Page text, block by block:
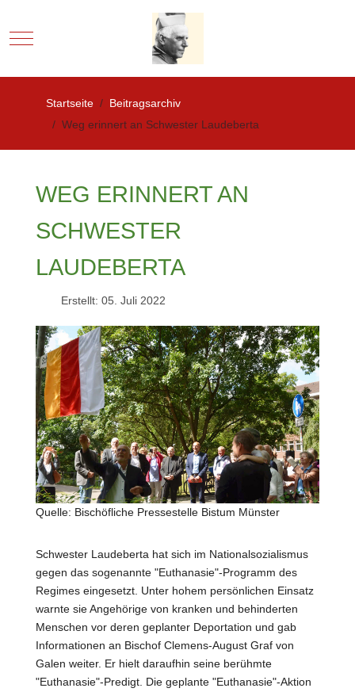
Mobile Menu Toggle
Startseite
Beitragsarchiv
Weg erinnert an Schwester Laudeberta
WEG ERINNERT AN
SCHWESTER
LAUDEBERTA
Erstellt: 05. Juli 2022
Quelle: Bischöfliche Pressestelle Bistum Münster
Schwester Laudeberta hat sich im Nationalsozialismus
gegen das sogenannte "Euthanasie"-Programm des
Regimes eingesetzt. Unter hohem persönlichen Einsatz
warnte sie Angehörige von kranken und behinderten
Menschen vor deren geplanter Deportation und gab
Informationen an Bischof Clemens-August Graf von
Galen weiter. Er hielt daraufhin seine berühmte
"Euthanasie"-Predigt. Die geplante "Euthanasie"-Aktion